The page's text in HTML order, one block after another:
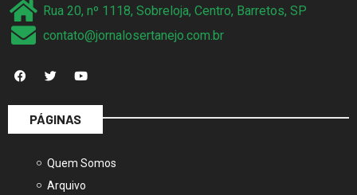
Rua 20, nº 1118, Sobreloja, Centro, Barretos, SP
contato@jornalosertanejo.com.br
PÁGINAS
Quem Somos
Arquivo